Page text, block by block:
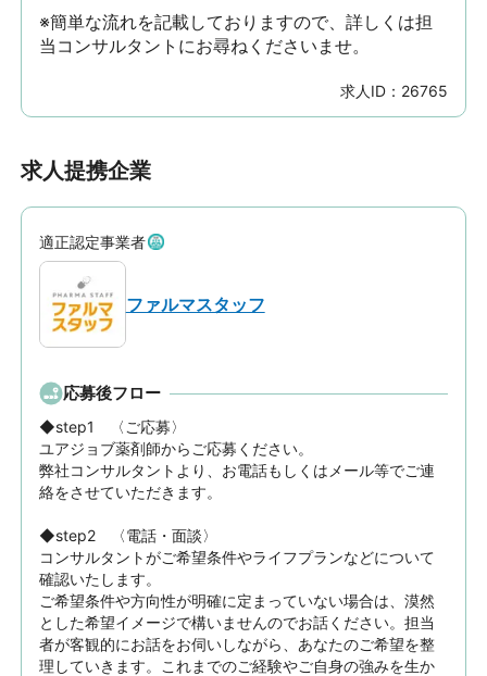
※簡単な流れを記載しておりますので、詳しくは担
当コンサルタントにお尋ねくださいませ。
求人ID： 26765
求人提携企業
適正認定事業者
ファルマスタッフ
応募後フロー
◆step1　〈ご応募〉
ユアジョブ薬剤師からご応募ください。
弊社コンサルタントより、お電話もしくはメール等でご連
絡をさせていただきます。
◆step2　〈電話・面談〉
コンサルタントがご希望条件やライフプランなどについて
確認いたします。
ご希望条件や方向性が明確に定まっていない場合は、漠然
とした希望イメージで構いませんのでお話ください。担当
者が客観的にお話をお伺いしながら、あなたのご希望を整
理していきます。これまでのご経験やご自身の強みを生か